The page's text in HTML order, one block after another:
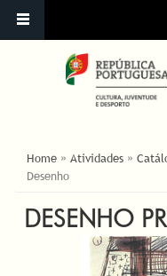
YOU ARE HERE
Home » Atividades »
Desenho
DESENHO